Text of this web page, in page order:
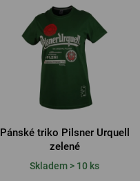
Pánské triko Pilsner Urquell
zelené
Skladem > 10 ks